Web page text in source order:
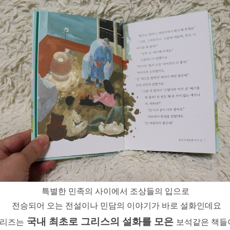
특별한 민족의 사이에서 조상들의 입으로
전승되어 오는 전설이나 민담의 이야기가 바로 설화인데요
즈는 국내 최초로 그리스의 설화를 모은 보석같은 책들